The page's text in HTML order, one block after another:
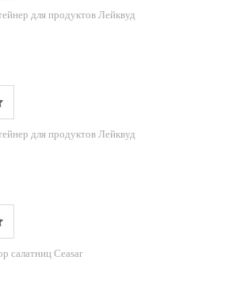
для продуктов Лейквуд
для продуктов Лейквуд
салатниц Ceasar